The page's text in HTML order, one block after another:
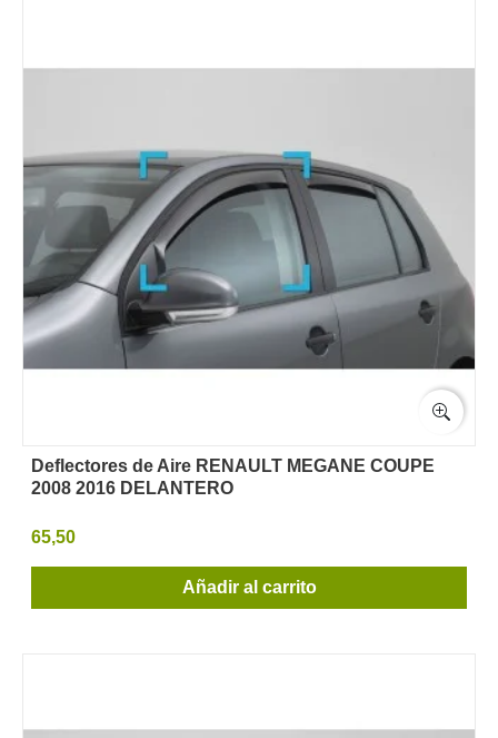
Deflectores de Aire RENAULT MEGANE COUPE
2008 2016 DELANTERO
65,50
Añadir al carrito